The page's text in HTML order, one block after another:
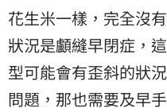
花生米一樣，完全沒
狀況是顱縫早閉症，
型可能會有歪斜的狀
問題，那也需要及早